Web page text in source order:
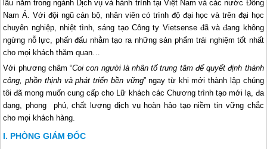
lâu năm trong ngành Dịch vụ và hành trình tại Việt Nam và các nước Đông
Nam Á. Với đội ngũ cán bộ, nhân viên có trình độ đại học và trên đại học
chuyên nghiệp, nhiệt tình, sáng tạo Công ty Vietsense đã và đang không
ngừng nỗ lực, phấn đấu nhằm tạo ra những sản phẩm trải nghiệm tốt nhất
cho mọi khách thăm quan…
Với phương châm “Coi con người là nhân tố trung tâm để quyết định thành
công, phồn thịnh và phát triển bền vững” ngay từ khi mới thành lập chúng
tôi đã mong muốn cung cấp cho Lữ khách các Chương trình tạo mới lạ, đa
dạng, phong phú, chất lượng dịch vụ hoàn hảo tạo niềm tin vững chắc
cho mọi khách hàng.
PHÒNG GIÁM ĐỐC